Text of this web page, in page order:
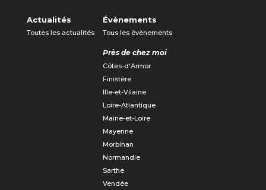
Actualités
Toutes les actualités
Évènements
Tous les évènements
Près de chez moi
Côtes-d'Armor
Finistère
Ille-et-Vilaine
Loire-Atlantique
Maine-et-Loire
Mayenne
Morbihan
Normandie
Sarthe
Vendée